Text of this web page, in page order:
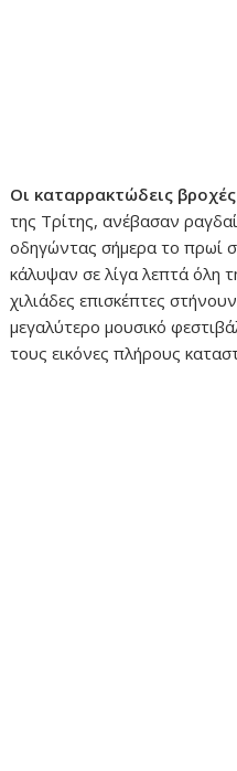
Οι καταρρακτώδεις
της Τρίτης, ανέβασαν
οδηγώντας σήμερα το πρωί
κάλυψαν σε λίγα λεπτά όλη
χιλιάδες επισκέπτες
μεγαλύτερο μουσικό
τους εικόνες πλήρους